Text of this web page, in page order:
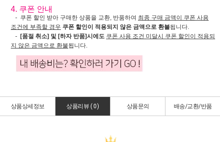
4. 쿠폰 안내
- 쿠폰 할인 받아 구매한 상품을 교환, 반품하여 최종 구매 금액이 쿠폰 사용
조건에 부족할 경우 쿠폰 할인이 적용되지 않은 금액으로 환불됩니다.
- [품절 취소] 및 [하자 반품]시에도 쿠폰 사용 조건 미달시 쿠폰 할인이 적용되
지 않은 금액으로 환불됩니다.
상품상세정보 상품리뷰 ( 0) 상품문의 배송/교환/반품